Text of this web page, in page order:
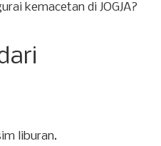
kemacetan di JOGJA?
liburan.